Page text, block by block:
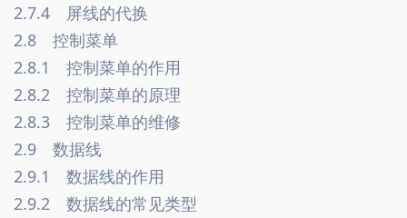
2.7.4　屏线的代换
2.8　控制菜单
2.8.1　控制菜单的作用
2.8.2　控制菜单的原理
2.8.3　控制菜单的维修
2.9　数据线
2.9.1　数据线的作用
2.9.2　数据线的常见类型